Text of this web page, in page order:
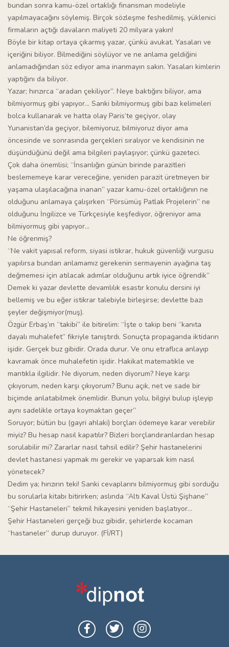
bundan sonra kamu-özel ortaklığı finansman modeliyle
yapılmayacağını söylemiş. Birçok sözleşme feshedilmiş, yüklenici
firmaların açtığı davaların maliyeti 20 milyara yakın!
Böyle bir kitap ortaya çıkarmış yazar, çünkü avukat. Yasaları ve
içeriğini biliyor. Bilmediğini söylüyor ve ne anlama geldiğini
anlamadığından söz ediyor ama inanmayın sakın. Yasaları kimlerin
yaptığını da biliyor.
Yazar; hınzırca “aradan çekiliyor”. Neye baktığını biliyor, ama
bilmiyormuş gibi yapıyor… Sanki bilmiyormuş gibi bazı kelimeleri
bolca kullanarak ve hatta olay Paris’te geçiyor, olay
Yunanistan’da geçiyor, bilemiyoruz, bilmiyoruz diyor ama
öncesinde ve sonrasında gerçekleri sıralıyor ve kendisinin ne
düşündüğünü değil ama bilgileri paylaşıyor; çünkü gazeteci.
Çok daha önemlisi; “İnsanlığın günün birinde parazitleri
beslememeye karar vereceğine, yeniden parazit üretmeyen bir
yaşama ulaşılacağına inanan” yazar kamu-özel ortaklığının ne
olduğunu anlamaya çalışırken “Pörsümüş Patlak Projelerin” ne
olduğunu İngilizce ve Türkçesiyle keşfediyor, öğreniyor ama
bilmiyormuş gibi yapıyor…
Ne öğrenmiş?
“Ne vakit yapısal reform, siyasi istikrar, hukuk güvenliği vurgusu
yapılırsa bundan anlamamız gerekenin sermayenin ayağına taş
değmemesi için atılacak adımlar olduğunu artık iyice öğrendik”
Demek ki yazar devlette devamlılık esastır konulu dersini iyi
bellemiş ve bu eğer istikrar talebiyle birleşirse; devlette bazı
şeyler değişmiyor(muş).
Özgür Erbaş’ın “takibi” ile bitirelim: “İşte o takip beni “kanıta
dayalı muhalefet” fikriyle tanıştırdı. Sonuçta propaganda iktidarın
işidir. Gerçek buz gibidir. Orada durur. Ve onu etraflıca anlayıp
kavramak önce muhalefetin işidir. Hakikat matematikle ve
mantıkla ilgilidir. Ne diyorum, neden diyorum? Neye karşı
çıkıyorum, neden karşı çıkıyorum? Bunu açık, net ve sade bir
biçimde anlatabilmek önemlidir. Bunun yolu, bilgiyi bulup işleyip
aynı sadelikle ortaya koymaktan geçer”
Soruyor; bütün bu (gayri ahlaki) borçları ödemeye karar verebilir
miyiz? Bu hesap nasıl kapatılır? Bizleri borçlandıranlardan hesap
sorulabilir mi? Zararlar nasıl tahsil edilir? Şehir hastanelerini
devlet hastanesi yapmak mı gerekir ve yaparsak kim nasıl
yönetecek?
Dedim ya; hınzırın teki! Sanki cevaplarını bilmiyormuş gibi sorduğu
bu sorularla kitabı bitirirken; aslında “Altı Kaval Üstü Şişhane”
“Şehir Hastaneleri” tekmil hikayesini yeniden başlatıyor…
Şehir Hastaneleri gerçeği buz gibidir, şehirlerde kocaman
“hastaneler” durup duruyor. (Fİ/RT)